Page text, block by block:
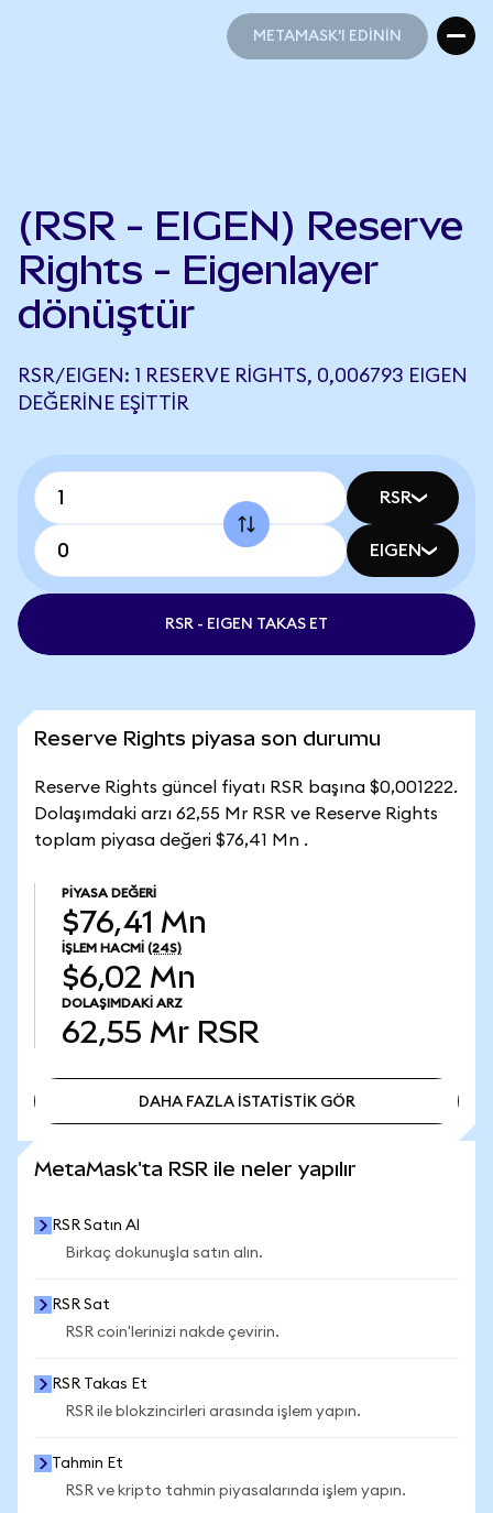
METAMASK'I EDİNİN
(RSR - EIGEN) Reserve
Rights - Eigenlayer
dönüştür
RSR/EIGEN: 1 RESERVE RIGHTS, 0,006793 EIGEN
DEĞERINE EŞITTIR
RSR
EIGEN
RSR - EIGEN TAKAS ET
Reserve Rights piyasa son durumu
Reserve Rights güncel fiyatı RSR başına $0,001222.
Dolaşımdaki arzı 62,55 Mr RSR ve Reserve Rights
toplam piyasa değeri $76,41 Mn .
PIYASA DEĞERI
$76,41 Mn
İŞLEM HACMI (24S)
$6,02 Mn
DOLAŞIMDAKI ARZ
62,55 Mr RSR
DAHA FAZLA İSTATİSTİK GÖR
MetaMask'ta RSR ile neler yapılır
RSR Satın Al
Birkaç dokunuşla satın alın.
RSR Sat
RSR coin'lerinizi nakde çevirin.
RSR Takas Et
RSR ile blokzincirleri arasında işlem yapın.
Tahmin Et
RSR ve kripto tahmin piyasalarında işlem yapın.